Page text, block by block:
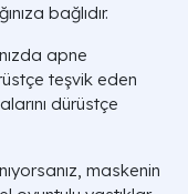
bağlıdır.
apne
teşvik eden
dürüstçe
maskenin